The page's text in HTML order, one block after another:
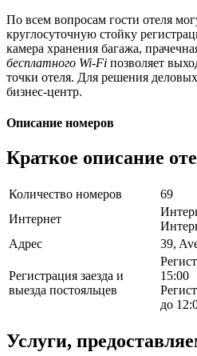
По всем вопросам гости отеля
круглосуточную стойку
камера хранения багажа,
бесплатного Wi-Fi позволяет
точки отеля. Для решения
бизнес-центр.
Описание номеров
Краткое описание
Количество номеров
69
Интернет
Адрес
39,
Регистрация заезда и
выезда постояльцев
15:00
до
Услуги,